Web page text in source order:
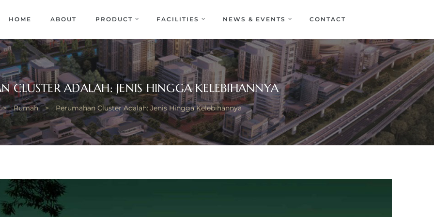
HOME ABOUT PRODUCT FACILITIES NEWS & EVENTS CONTACT
CLUSTER ADALAH: JENIS HINGGA KELEBIHANNYA
> Rumah > Perumahan Cluster Adalah: Jenis Hingga Kelebihannya